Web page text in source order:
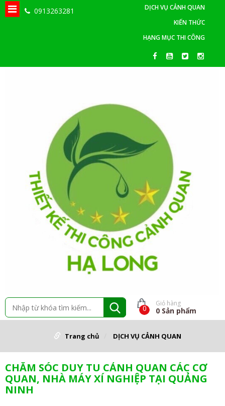
0913263281
DỊCH VỤ CẢNH QUAN
KIẾN THỨC
HẠNG MỤC THI CÔNG
0
Giỏ hàng
0 Sản phẩm
Trang chủ DỊCH VỤ CẢNH QUAN
CHĂM SÓC DUY TU CẢNH QUAN CÁC CƠ
QUAN, NHÀ MÁY XÍ NGHIỆP TẠI QUẢNG
NINH